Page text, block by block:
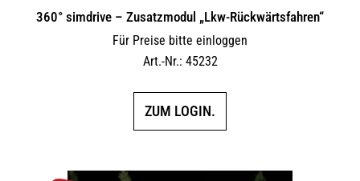
360° simdrive – Zusatzmodul „Lkw-Rückwärtsfahren“
Für Preise bitte einloggen
Art.-Nr.: 45232
ZUM LOGIN.